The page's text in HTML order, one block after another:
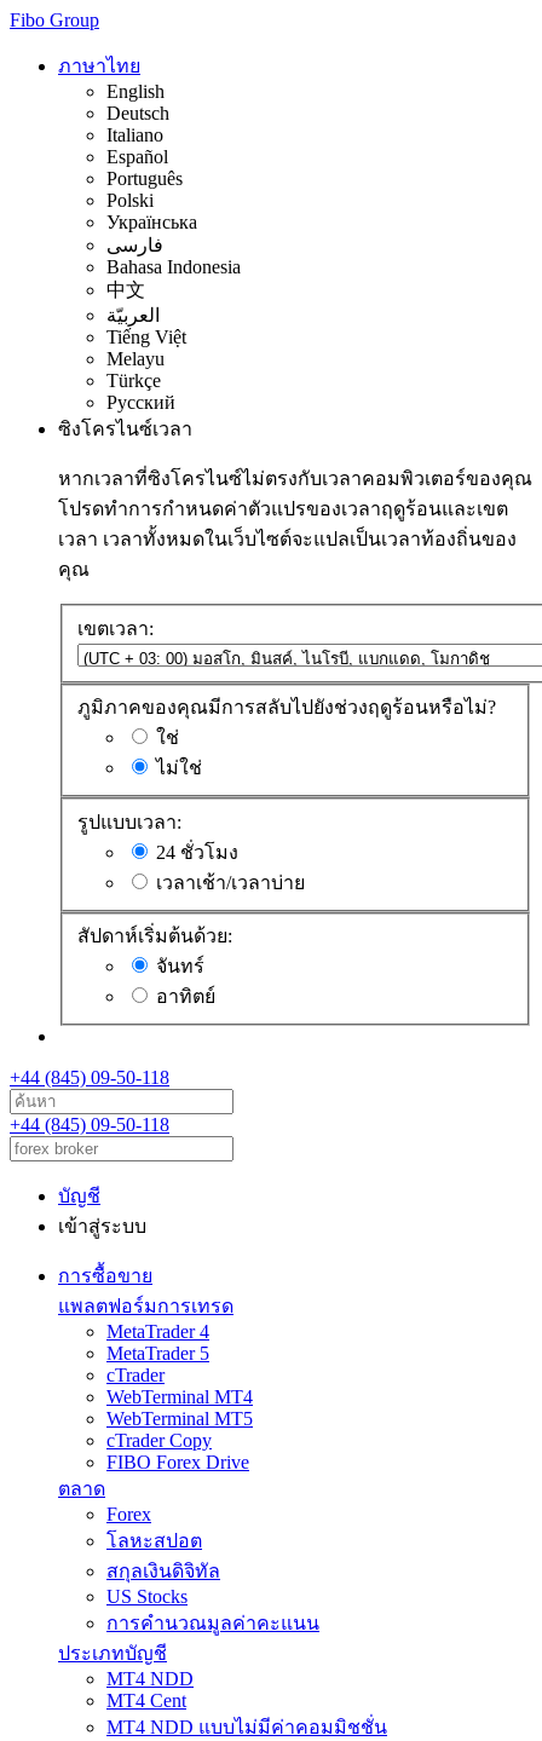
Fibo Group
ภาษาไทย
English
Deutsch
Italiano
Español
Português
Polski
Українська
فارسی
Bahasa Indonesia
中文
العربيّة
Tiếng Việt
Melayu
Türkçe
Русский
ซิงโครไนซ์เวลา
หากเวลาที่ซิงโครไนซ์ไม่ตรงกับเวลาคอมพิวเตอร์ของคุณ
โปรดทำการกำหนดค่าตัวแปรของเวลาฤดูร้อนและเขต
เวลา เวลาทั้งหมดในเว็บไซต์จะแปลเป็นเวลาท้องถิ่นของ
คุณ
เขตเวลา:
ภูมิภาคของคุณมีการสลับไปยังช่วงฤดูร้อนหรือไม่?
ใช่
ไม่ใช่
รูปแบบเวลา:
24 ชั่วโมง
เวลาเช้า/เวลาบ่าย
สัปดาห์เริ่มต้นด้วย:
จันทร์
อาทิตย์
+44 (845) 09-50-118
+44 (845) 09-50-118
บัญชี
เข้าสู่ระบบ
การซื้อขาย
แพลตฟอร์มการเทรด
MetaTrader 4
MetaTrader 5
cTrader
WebTerminal MT4
WebTerminal MT5
cTrader Copy
FIBO Forex Drive
ตลาด
Forex
โลหะสปอต
สกุลเงินดิจิทัล
US Stocks
การคำนวณมูลค่าคะแนน
ประเภทบัญชี
MT4 NDD
MT4 Cent
MT4 NDD แบบไม่มีค่าคอมมิชชั่น